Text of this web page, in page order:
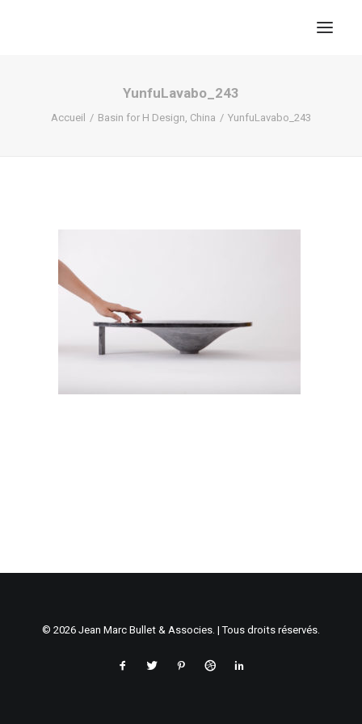
YunfuLavabo_243
Accueil Basin for H Design, China YunfuLavabo_243
© 2026 Jean Marc Bullet & Associes. | Tous droits réservés.